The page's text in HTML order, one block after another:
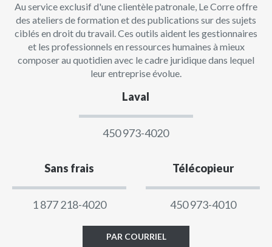
Au service exclusif d'une clientèle patronale, Le Corre offre
des ateliers de formation et des publications sur des sujets
ciblés en droit du travail. Ces outils aident les gestionnaires
et les professionnels en ressources humaines à mieux
composer au quotidien avec le cadre juridique dans lequel
leur entreprise évolue.
Laval
450 973-4020
Sans frais
1 877 218-4020
Télécopieur
450 973-4010
PAR COURRIEL